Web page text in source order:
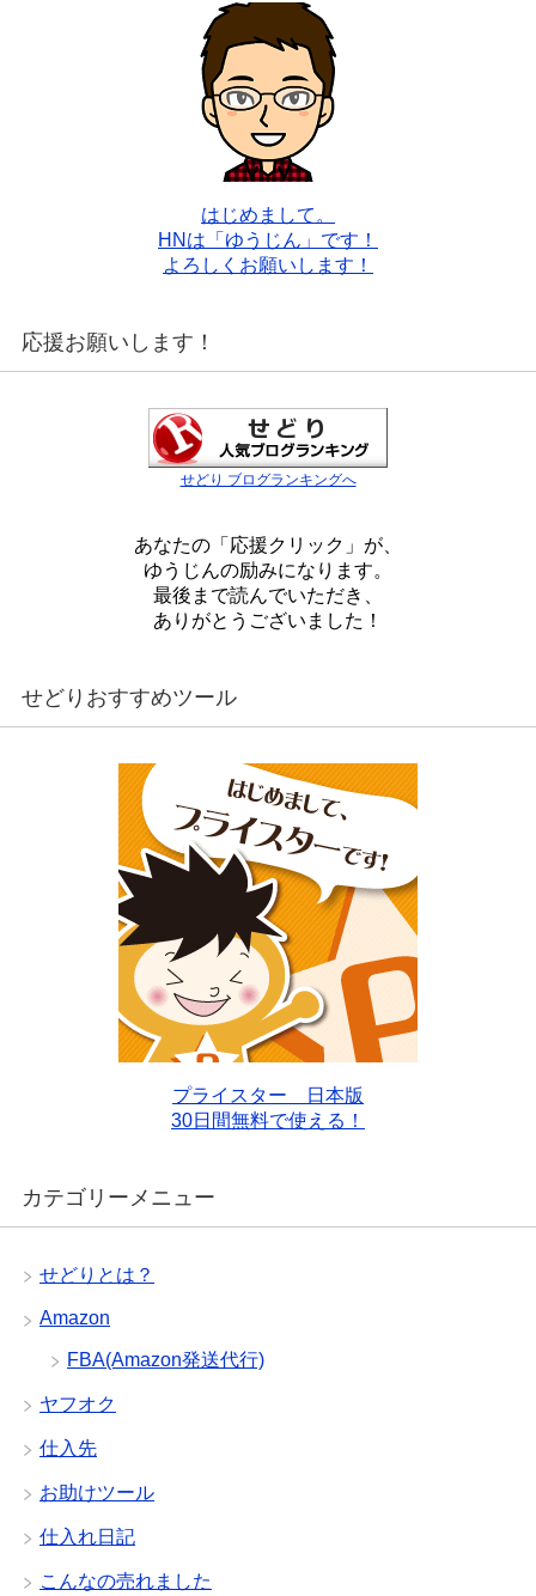
はじめまして。
HNは「ゆうじん」です！
よろしくお願いします！
応援お願いします！
せどり ブログランキングへ
あなたの「応援クリック」が、
ゆうじんの励みになります。
最後まで読んでいただき、
ありがとうございました！
せどりおすすめツール
プライスター 日本版
30日間無料で使える！
カテゴリーメニュー
せどりとは？
Amazon
FBA(Amazon発送代行)
ヤフオク
仕入先
お助けツール
仕入れ日記
こんなの売れました